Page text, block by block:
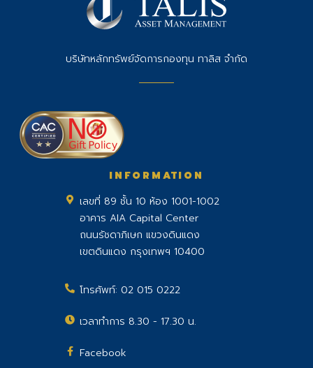
บริษัทหลักทรัพย์จัดการกองทุน ทาลิส จำกัด
INFORMATION
เลขที่ 89 ชั้น 10 ห้อง 1001-1002
อาคาร AIA Capital Center
ถนนรัชดาภิเษก แขวงดินแดง
เขตดินแดง กรุงเทพฯ 10400
โทรศัพท์: 02 015 0222
เวลาทำการ 8.30 - 17.30 น.
Facebook